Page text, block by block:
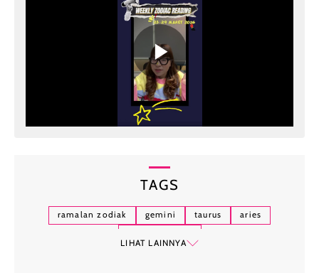
TAGS
ramalan zodiak gemini taurus
aries
LIHAT LAINNYA